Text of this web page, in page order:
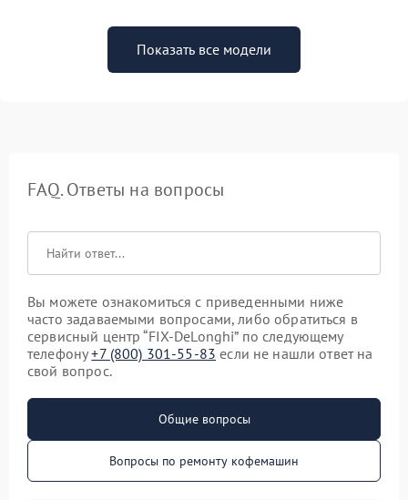
Показать все модели
FAQ. Ответы на вопросы
Вы можете ознакомиться с приведенными ниже
часто задаваемыми вопросами, либо обратиться в
сервисный центр “FIX-DeLonghi” по следующему
телефону+7 (800) 301-55-83 если не нашли ответ на
свой вопрос.
Общие вопросы
Вопросы по ремонту кофемашин